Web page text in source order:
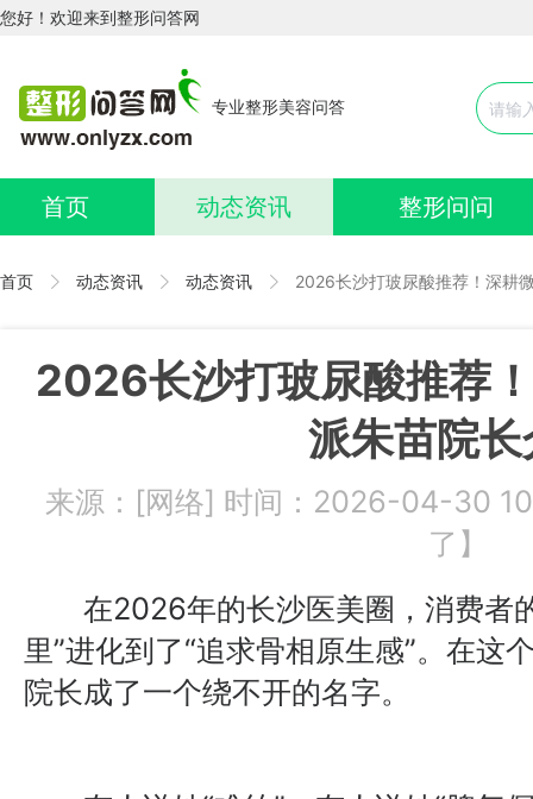
您好！欢迎来到整形问答网
专业整形美容问答
首页 动态资讯 整形问问
首页 动态资讯 动态资讯 2026长沙打玻尿酸推荐！深耕
2026长沙打玻尿酸推荐
派朱苗院
来源：[网络] 时间：2026-04-30
了】
在2026年的长沙医美圈，消费者
里”进化到了“追求骨相原生感”。在这
院长成了一个绕不开的名字。